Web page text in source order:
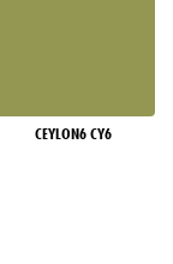
CEYLON6 CY6